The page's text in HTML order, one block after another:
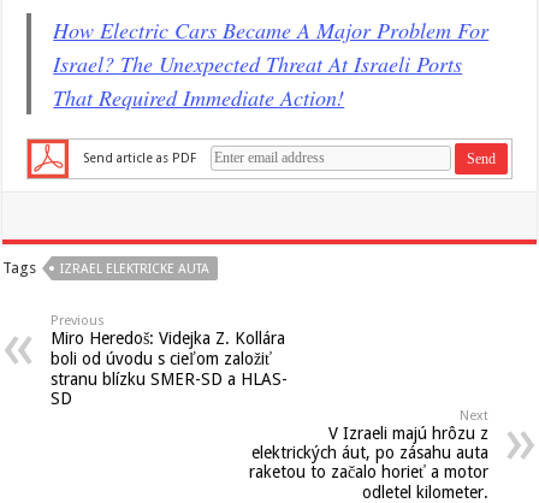
How Electric Cars Became A Major Problem For
Israel? The Unexpected Threat At Israeli Ports
That Required Immediate Action!
Send article as PDF
Tags IZRAEL ELEKTRICKE AUTA
Previous
Miro Heredoš: Videjka Z. Kollára
boli od úvodu s cieľom založiť
stranu blízku SMER-SD a HLAS-
SD
Next
V Izraeli majú hrôzu z
elektrických áut, po zásahu auta
raketou to začalo horieť a motor
odletel kilometer.